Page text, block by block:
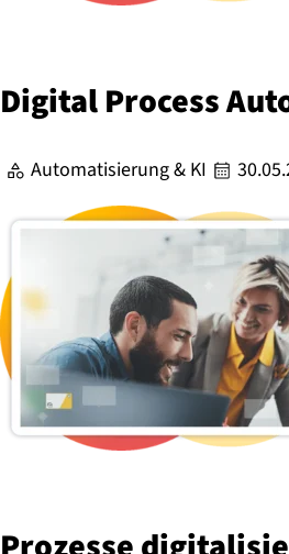
Digital Process
Automatisierung & KI